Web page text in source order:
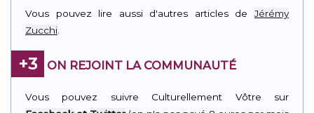
Vous pouvez lire aussi d'autres articles deJérémy
Zucchi
+3 ON REJOINT LA COMMUNAUTÉ
Vous pouvez suivre Culturellement Vôtre sur